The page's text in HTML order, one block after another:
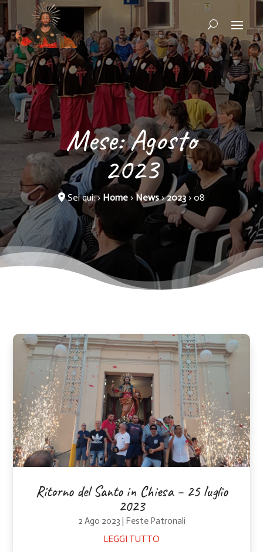
Mese:Agosto
2023
Sei qui:› Home › News › 2023 ›08
Ritorno del Santo in Chiesa – 25 luglio
2023
2 Ago 2023 | Feste Patronali
LEGGI TUTTO